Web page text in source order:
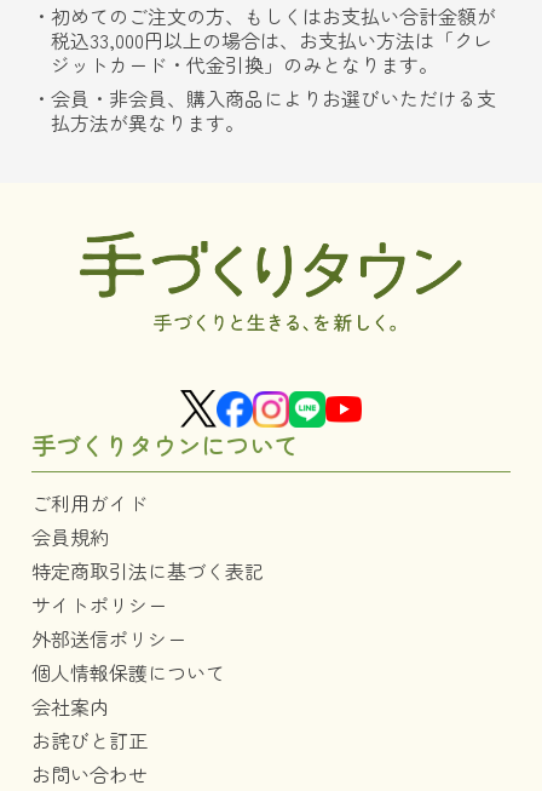
初めてのご注文の方、もしくはお支払い合計金額が
税込33,000円以上の場合は、お支払い方法は「クレ
ジットカード・代金引換」のみとなります。
会員・非会員、購入商品によりお選びいただける支
払方法が異なります。
手づくりタウンについて
ご利用ガイド
会員規約
特定商取引法に基づく表記
サイトポリシー
外部送信ポリシー
個人情報保護について
会社案内
お詫びと訂正
お問い合わせ